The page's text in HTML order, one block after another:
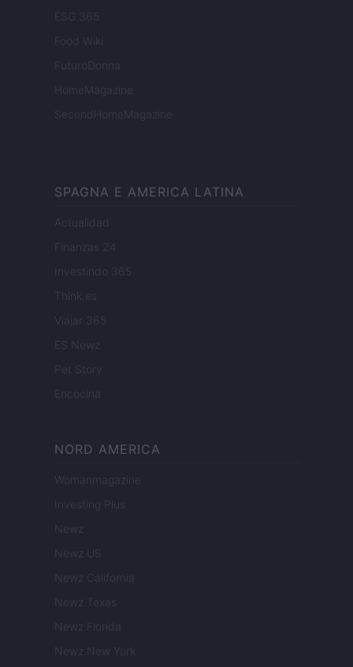
ESG 365
Food Wiki
FuturoDonna
HomeMagazine
SecondHomeMagazine
SPAGNA E AMERICA LATINA
Actualidad
Finanzas 24
Investindo 365
Think.es
Viajar 365
ES Newz
Pet Story
Encocina
NORD AMERICA
Womanmagazine
Investing Plus
Newz
Newz US
Newz California
Newz Texas
Newz Florida
Newz New York